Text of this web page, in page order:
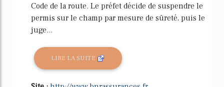
Code de la route. Le préfet décide de suspendre le
permis sur le champ par mesure de sûreté, puis le
juge...
LIRE LA SUITE